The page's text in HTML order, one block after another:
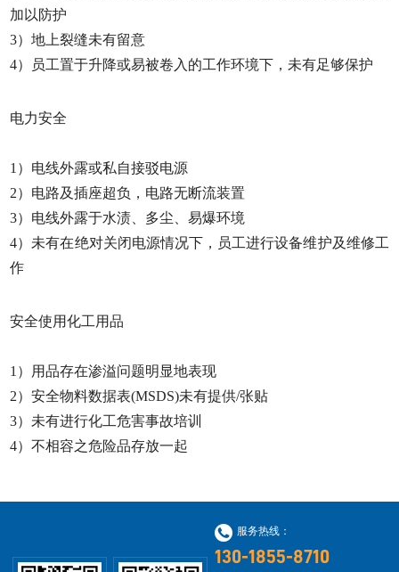
加以防护
3）地上裂缝未有留意
4）员工置于升降或易被卷入的工作环境下，未有足够保护
电力安全
1）电线外露或私自接驳电源
2）电路及插座超负，电路无断流装置
3）电线外露于水渍、多尘、易爆环境
4）未有在绝对关闭电源情况下，员工进行设备维护及维修工
作
安全使用化工用品
1）用品存在渗溢问题明显地表现
2）安全物料数据表(MSDS)未有提供/张贴
3）未有进行化工危害事故培训
4）不相容之危险品存放一起
服务热线：
130-1855-8710